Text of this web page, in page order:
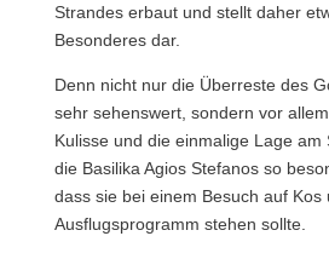
Strandes erbaut und stellt daher
Besonderes dar.
Denn nicht nur die Überreste des
sehr sehenswert, sondern vor
Kulisse und die einmalige Lage am
die Basilika Agios Stefanos so
dass sie bei einem Besuch auf Kos
Ausflugsprogramm stehen sollte.